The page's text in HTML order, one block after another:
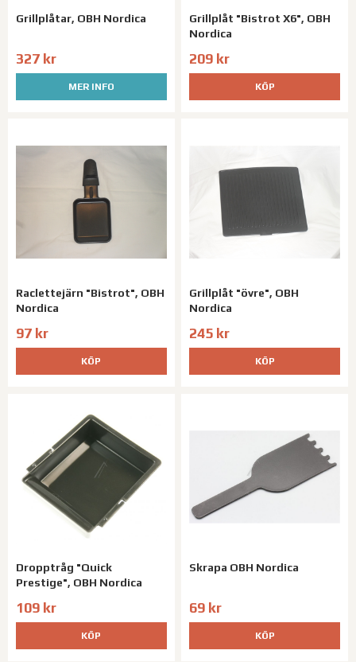
Grillplåtar, OBH Nordica
327 kr
MER INFO
Grillplåt "Bistrot X6", OBH
Nordica
209 kr
KÖP
Raclettejärn "Bistrot", OBH
Nordica
97 kr
KÖP
Grillplåt "övre", OBH
Nordica
245 kr
KÖP
Dropptråg "Quick
Prestige", OBH Nordica
109 kr
KÖP
Skrapa OBH Nordica
69 kr
KÖP